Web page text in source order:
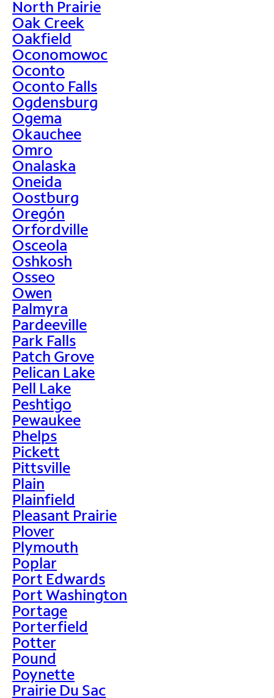
North Prairie
Oak Creek
Oakfield
Oconomowoc
Oconto
Oconto Falls
Ogdensburg
Ogema
Okauchee
Omro
Onalaska
Oneida
Oostburg
Oregón
Orfordville
Osceola
Oshkosh
Osseo
Owen
Palmyra
Pardeeville
Park Falls
Patch Grove
Pelican Lake
Pell Lake
Peshtigo
Pewaukee
Phelps
Pickett
Pittsville
Plain
Plainfield
Pleasant Prairie
Plover
Plymouth
Poplar
Port Edwards
Port Washington
Portage
Porterfield
Potter
Pound
Poynette
Prairie Du Sac